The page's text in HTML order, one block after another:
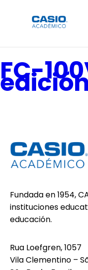
FC-
FC-
Fundada en 1954,
instituciones
educación.
Rua Loefgren, 1057
Vila Clementino –